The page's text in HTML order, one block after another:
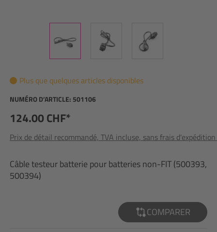
Plus que quelques articles disponibles
NUMÉRO D’ARTICLE: 501106
124.00 CHF*
Prix de détail recommandé, TVA incluse, sans frais
Câble testeur batterie pour batteries non-FIT (500393,
500394)
COMPARER